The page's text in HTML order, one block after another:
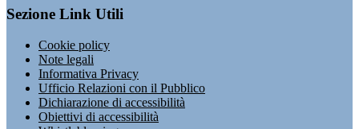
Sezione Link Utili
Cookie policy
Note legali
Informativa Privacy
Ufficio Relazioni con il Pubblico
Dichiarazione di accessibilità
Obiettivi di accessibilità